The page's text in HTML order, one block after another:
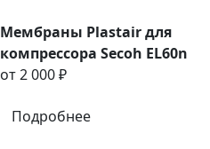
Мембраны Plastair для
компрессора Secoh EL60n
от 2 000 ₽
Подробнее